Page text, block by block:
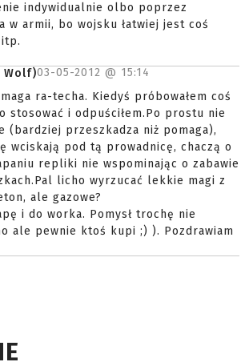
indywidualnie olbo poprzez
w armii, bo wojsku łatwiej jest coś
Wolf)03-05-2012 @ 15:14
ra-techa. Kiedyś próbowałem coś
stosować i odpuściłem.Po prostu nie
(bardziej przeszkadza niż pomaga),
wciskają pod tą prowadnicę, chaczą o
repliki nie wspominając o zabawie
licho wyrzucać lekkie magi z
ale gazowe?
i do worka. Pomysł trochę nie
ale pewnie ktoś kupi ;) ). Pozdrawiam